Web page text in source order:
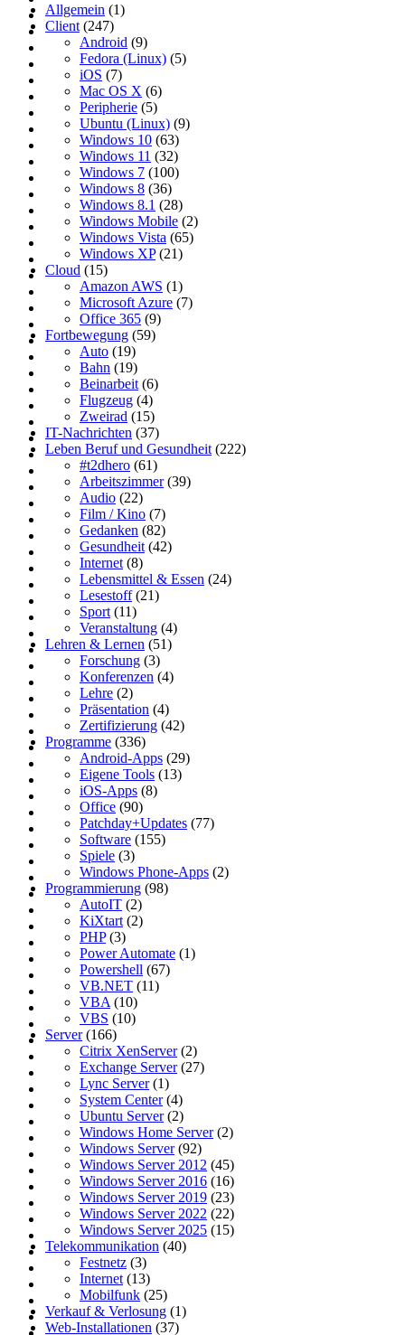
Allgemein (1)
Client (247)
Android (9)
Fedora (Linux) (5)
iOS (7)
Mac OS X (6)
Peripherie (5)
Ubuntu (Linux) (9)
Windows 10 (63)
Windows 11 (32)
Windows 7 (100)
Windows 8 (36)
Windows 8.1 (28)
Windows Mobile (2)
Windows Vista (65)
Windows XP(21)
Cloud (15)
Amazon AWS (1)
Microsoft Azure (7)
Office 365 (9)
Fortbewegung (59)
Auto (19)
Bahn (19)
Beinarbeit (6)
Flugzeug (4)
Zweirad (15)
IT-Nachrichten (37)
Leben Beruf und Gesundheit (222)
#t2dhero (61)
Arbeitszimmer(39)
Audio (22)
Film / Kino (7)
Gedanken (82)
Gesundheit (42)
Internet (8)
Lebensmittel & Essen (24)
Lesestoff(21)
Sport (11)
Veranstaltung (4)
Lehren & Lernen (51)
Forschung (3)
Konferenzen (4)
Lehre (2)
Präsentation (4)
Zertifizierung (42)
Programme (336)
Android-Apps (29)
Eigene Tools (13)
iOS-Apps (8)
Office (90)
Patchday+Updates (77)
Software (155)
Spiele (3)
Windows Phone-Apps (2)
Programmierung (98)
AutoIT (2)
KiXtart (2)
PHP(3)
Power Automate (1)
Powershell (67)
VB.NET (11)
VBA (10)
VBS (10)
Server(166)
Citrix XenServer(2)
Exchange Server(27)
Lync Server(1)
System Center(4)
Ubuntu Server(2)
Windows Home Server(2)
Windows Server(92)
Windows Server 2012 (45)
Windows Server 2016 (16)
Windows Server 2019 (23)
Windows Server 2022 (22)
Windows Server 2025 (15)
Telekommunikation (40)
Festnetz (3)
Internet (13)
Mobilfunk (25)
Verkauf & Verlosung (1)
Web-Installationen (37)